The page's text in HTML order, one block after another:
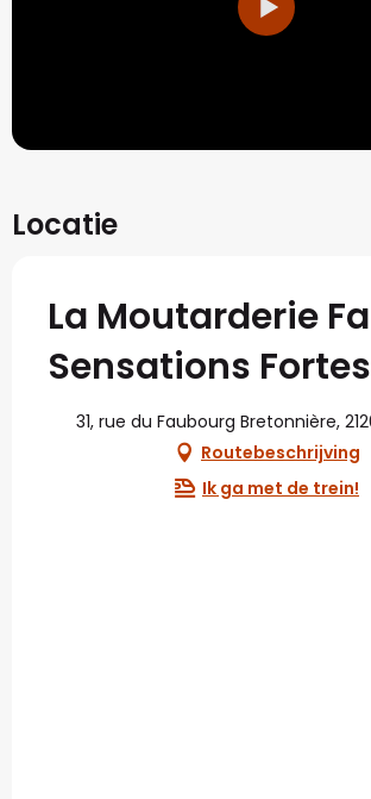
Locatie
La Moutarderie
Sensations Fortes
31, rue du Faubourg Bretonnière,
Routebeschrijving
Ik ga met de trein!